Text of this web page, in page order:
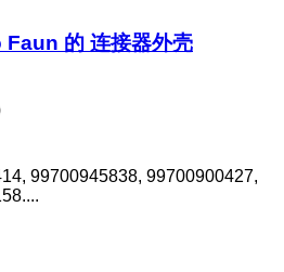
的 连接器外壳
99700945838, 99700900427,